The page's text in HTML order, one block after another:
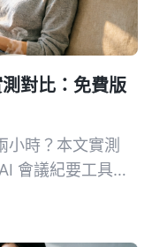
對比：免費版
小時？本文實測
會議紀要工具，